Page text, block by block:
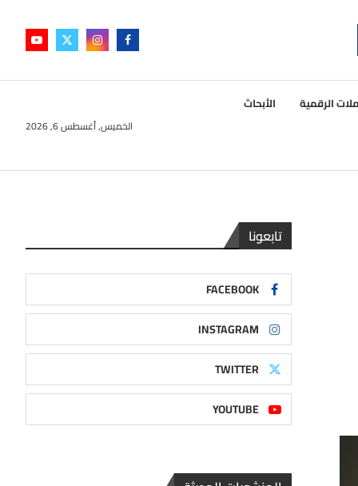
الرقمية الأبحاث
الخميس, أغسطس 6, 2026
تابعونا
FACEBOOK
INSTAGRAM
TWITTER
YOUTUBE